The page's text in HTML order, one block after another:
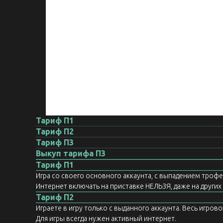
Тариф П1
Тариф П2
Тариф П3
Выкуп тарифа П3
Тариф П1
Игра со своего основного аккаунта, с выпадением
Интернет включать на приставке НЕЛЬЗЯ, даже на
Тариф П2
Играете в игру только с выданного аккаунта. Весь
Для игры всегда нужен активный интернет.